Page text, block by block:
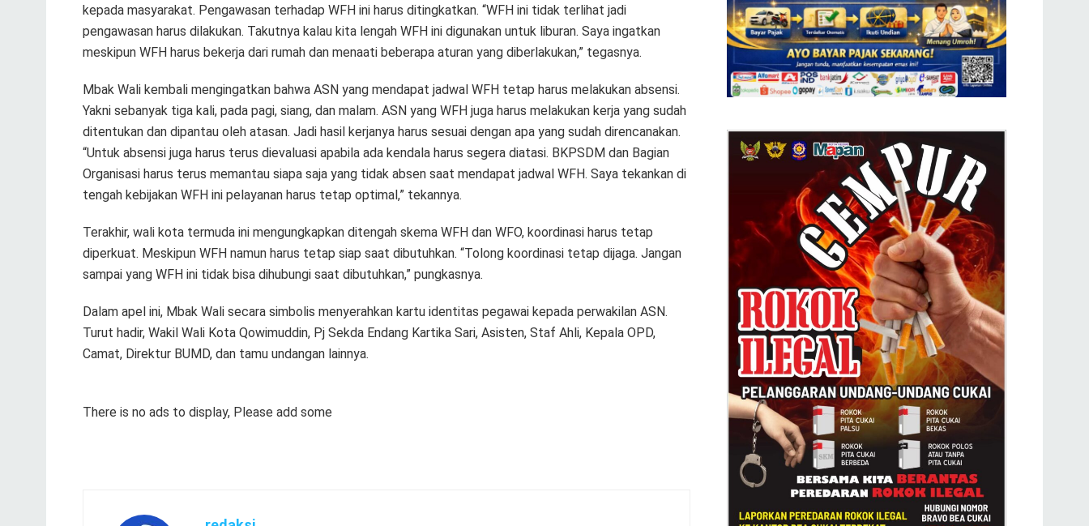
kepada masyarakat. Pengawasan terhadap WFH ini harus ditingkatkan. “WFH ini tidak terlihat jadi
pengawasan harus dilakukan. Takutnya kalau kita lengah WFH ini digunakan untuk liburan. Saya ingatkan
meskipun WFH harus bekerja dari rumah dan menaati beberapa aturan yang diberlakukan,” tegasnya.
Mbak Wali kembali mengingatkan bahwa ASN yang mendapat jadwal WFH tetap harus melakukan absensi.
Yakni sebanyak tiga kali, pada pagi, siang, dan malam. ASN yang WFH juga harus melakukan kerja yang sudah
ditentukan dan dipantau oleh atasan. Jadi hasil kerjanya harus sesuai dengan apa yang sudah direncanakan.
“Untuk absensi juga harus terus dievaluasi apabila ada kendala harus segera diatasi. BKPSDM dan Bagian
Organisasi harus terus memantau siapa saja yang tidak absen saat mendapat jadwal WFH. Saya tekankan di
tengah kebijakan WFH ini pelayanan harus tetap optimal,” tekannya.
Terakhir, wali kota termuda ini mengungkapkan ditengah skema WFH dan WFO, koordinasi harus tetap
diperkuat. Meskipun WFH namun harus tetap siap saat dibutuhkan. “Tolong koordinasi tetap dijaga. Jangan
sampai yang WFH ini tidak bisa dihubungi saat dibutuhkan,” pungkasnya.
Dalam apel ini, Mbak Wali secara simbolis menyerahkan kartu identitas pegawai kepada perwakilan ASN.
Turut hadir, Wakil Wali Kota Qowimuddin, Pj Sekda Endang Kartika Sari, Asisten, Staf Ahli, Kepala OPD,
Camat, Direktur BUMD, dan tamu undangan lainnya.
There is no ads to display, Please add some